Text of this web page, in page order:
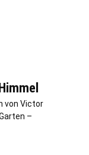
von Victor
–